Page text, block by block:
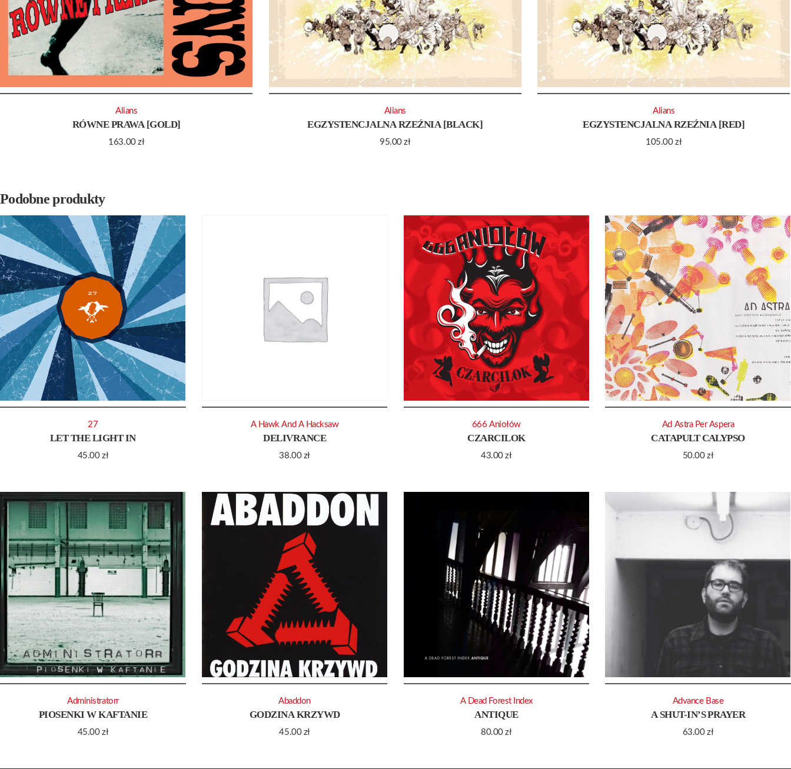
RÓWNE PRAWA [GOLD]
163.00zł
Alians
EGZYSTENCJALNA RZEŹNIA [BLACK]
95.00zł
Alians
EGZYSTENCJALNA RZEŹNIA [RED]
105.00zł
Alians
Podobne produkty
LET THE LIGHT IN
45.00zł
27
DELIVRANCE
38.00 zł
A Hawk And A Hacksaw
CZARCILOK
43.00zł
666 Aniołów
CATAPULT CALYPSO
50.00zł
Ad Astra Per Aspera
PIOSENKI W KAFTANIE
45.00zł
Administratorr
GODZINA KRZYWD
45.00 zł
Abaddon
ANTIQUE
80.00zł
A Dead Forest Index
A SHUT-IN’S PRAYER
63.00zł
Advance Base